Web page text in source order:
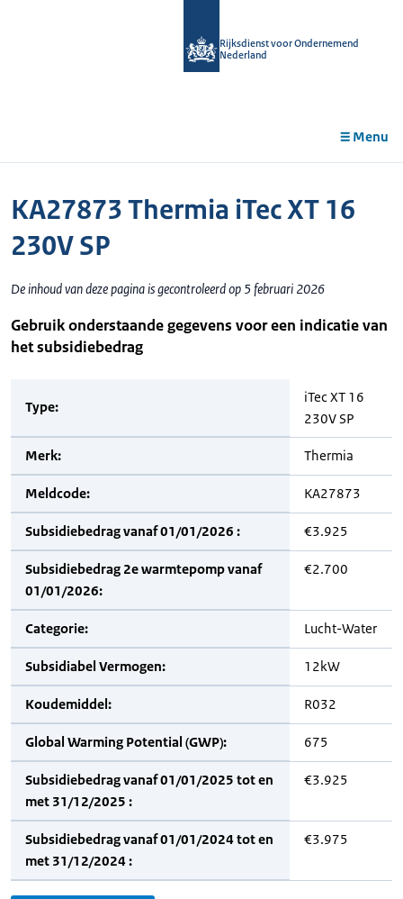
Rijksdienst voor Ondernemend
Nederland
Menu
KA27873 Thermia iTec XT 16
230V SP
De inhoud van deze pagina is gecontroleerd op 5 februari 2026
Gebruik onderstaande gegevens voor een indicatie van
het subsidiebedrag
Type:
iTec XT 16
230V SP
Merk: Thermia
Meldcode: KA27873
Subsidiebedrag vanaf 01/01/2026 : €3.925
Subsidiebedrag 2e warmtepomp vanaf
01/01/2026:
€2.700
Categorie: Lucht-Water
Subsidiabel Vermogen: 12kW
Koudemiddel: R032
Global Warming Potential (GWP): 675
Subsidiebedrag vanaf 01/01/2025 tot en
met 31/12/2025 :
€3.925
Subsidiebedrag vanaf 01/01/2024 tot en
met 31/12/2024 :
€3.975